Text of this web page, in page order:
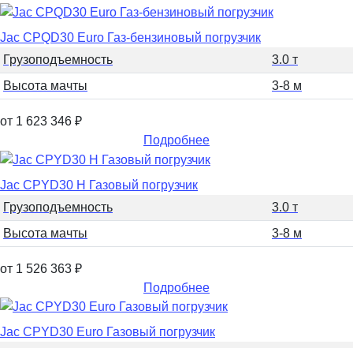
Jac CPQD30 Euro Газ-бензиновый погрузчик
Грузоподъемность
3.0 т
Высота мачты
3-8 м
от 1 623 346 ₽
Подробнее
Jac CPYD30 H Газовый погрузчик
Грузоподъемность
3.0 т
Высота мачты
3-8 м
от 1 526 363 ₽
Подробнее
Jac CPYD30 Euro Газовый погрузчик